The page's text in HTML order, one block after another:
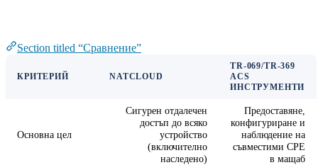
Section titled “Сравнение”
КРИТЕРИЙ NATCLOUD
TR-069/TR-369
ACS
ИНСТРУМЕНТИ
Основна цел
Сигурен отдалечен
достъп до всяко
устройство
(включително
наследено)
Предоставяне,
конфигуриране и
наблюдение на
съвместими CPE
в мащаб